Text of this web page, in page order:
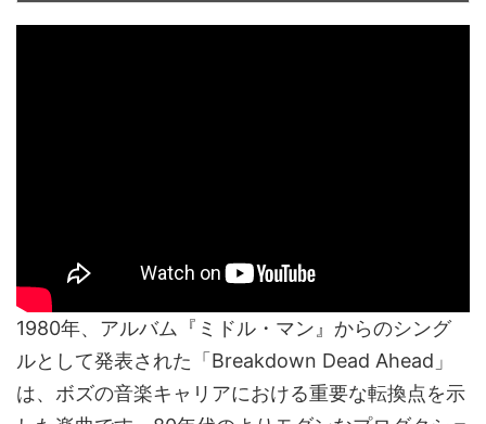
1980年、アルバム『ミドル・マン』からのシング
ルとして発表された「Breakdown Dead Ahead」
は、ボズの音楽キャリアにおける重要な転換点を示